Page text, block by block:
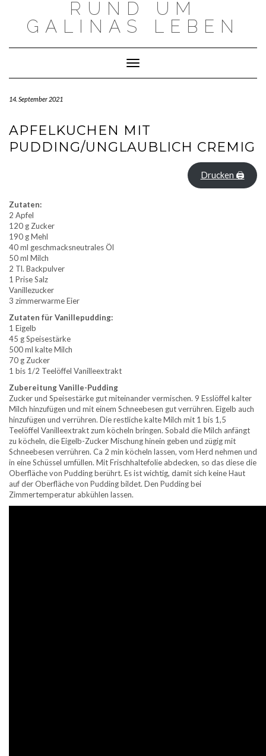
RUND UM
GALINAS LEBEN
Toggle Navigation
14. September 2021
APFELKUCHEN MIT
PUDDING/UNGLAUBLICH CREMIG
Drucken 🖨
Zutaten:
2 Apfel
120 g Zucker
190 g Mehl
40 ml geschmacksneutrales Öl
50 ml Milch
2 Tl. Backpulver
1 Prise Salz
Vanillezucker
3 zimmerwarme Eier
Zutaten für Vanillepudding:
1 Eigelb
45 g Speisestärke
500 ml kalte Milch
70 g Zucker
1 bis 1/2 Teelöffel Vanilleextrakt
Zubereitung Vanille-Pudding
Zucker und Speisestärke gut miteinander vermischen. 9 Esslöffel kalter
Milch hinzufügen und mit einem Schneebesen gut verrühren. Eigelb auch
hinzufügen und verrühren. Die restliche kalte Milch mit 1 bis 1,5
Teelöffel Vanilleextrakt zum köcheln bringen. Sobald die Milch anfängt
zu köcheln, die Eigelb-Zucker Mischung hinein geben und zügig mit
Schneebesen verrühren. Ca 2 min köcheln lassen, vom Herd nehmen und
in eine Schüssel umfüllen. Mit Frischhaltefolie abdecken, so das diese die
Oberfläche von Pudding berührt. Es ist wichtig, damit sich keine Haut
auf der Oberfläche von Pudding bildet. Den Pudding bei
Zimmertemperatur abkühlen lassen.